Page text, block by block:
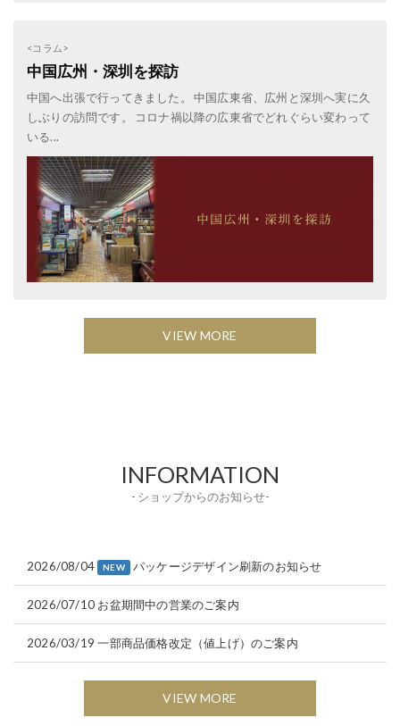
<コラム>
中国広州・深圳を探訪
中国へ出張で行ってきました。 中国広東省、広州と深圳へ実に久
しぶりの訪問です。 コロナ禍以降の広東省でどれぐらい変わって
いる...
VIEW MORE
INFORMATION
- ショップからのお知らせ-
2026/08/04 NEW パッケージデザイン刷新のお知らせ
2026/07/10 お盆期間中の営業のご案内
2026/03/19 一部商品価格改定（値上げ）のご案内
VIEW MORE